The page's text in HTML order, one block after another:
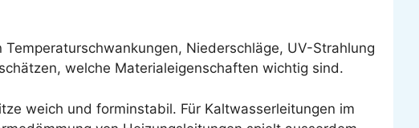
Niederschläge, UV-Strahlung
welche Materialeigenschaften wichtig sind.
weich und forminstabil. Für Kaltwasserleitungen im